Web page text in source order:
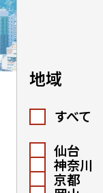
地域
すべて
仙台
神奈川
京都